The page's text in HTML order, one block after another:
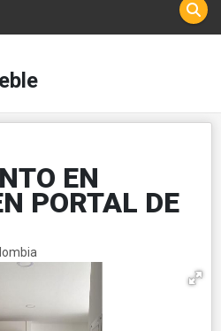
EN
PORTAL DE